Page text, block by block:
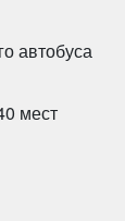
автобуса
мест